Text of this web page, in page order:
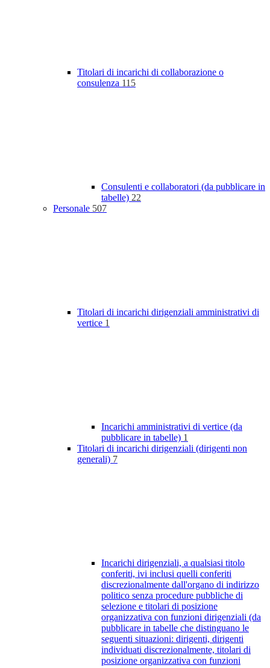
Titolari di incarichi di collaborazione o
consulenza 115
Consulenti e collaboratori (da pubblicare in
tabelle) 22
Personale 507
Titolari di incarichi dirigenziali amministrativi di
vertice 1
Incarichi amministrativi di vertice (da
pubblicare in tabelle) 1
Titolari di incarichi dirigenziali (dirigenti non
generali) 7
Incarichi dirigenziali, a qualsiasi titolo
conferiti, ivi inclusi quelli conferiti
discrezionalmente dall'organo di indirizzo
politico senza procedure pubbliche di
selezione e titolari di posizione
organizzativa con funzioni dirigenziali (da
pubblicare in tabelle che distinguano le
seguenti situazioni: dirigenti, dirigenti
individuati discrezionalmente, titolari di
posizione organizzativa con funzioni